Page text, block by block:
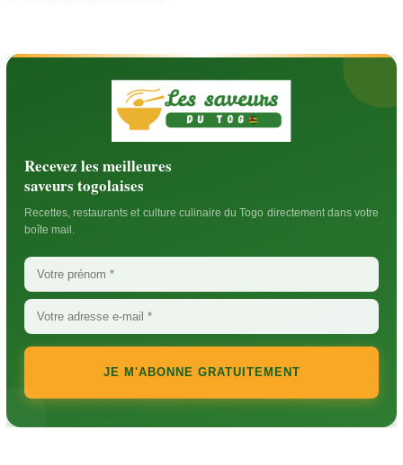
Recevez les meilleures
saveurs togolaises
Recettes, restaurants et culture culinaire du Togo directement dans votre
boîte mail.
JE M'ABONNE GRATUITEMENT